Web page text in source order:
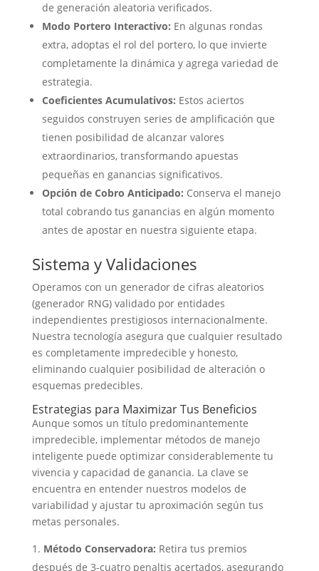
de generación aleatoria verificados.
Modo Portero Interactivo: En algunas rondas
extra, adoptas el rol del portero, lo que invierte
completamente la dinámica y agrega variedad de
estrategia.
Coeficientes Acumulativos: Estos aciertos
seguidos construyen series de amplificación que
tienen posibilidad de alcanzar valores
extraordinarios, transformando apuestas
pequeñas en ganancias significativos.
Opción de Cobro Anticipado: Conserva el manejo
total cobrando tus ganancias en algún momento
antes de apostar en nuestra siguiente etapa.
Sistema y Validaciones
Operamos con un generador de cifras aleatorios
(generador RNG) validado por entidades
independientes prestigiosos internacionalmente.
Nuestra tecnología asegura que cualquier resultado
es completamente impredecible y honesto,
eliminando cualquier posibilidad de alteración o
esquemas predecibles.
Estrategias para Maximizar Tus Beneficios
Aunque somos un título predominantemente
impredecible, implementar métodos de manejo
inteligente puede optimizar considerablemente tu
vivencia y capacidad de ganancia. La clave se
encuentra en entender nuestros modelos de
variabilidad y ajustar tu aproximación según tus
metas personales.
Método Conservadora: Retira tus premios
después de 3-cuatro penaltis acertados, asegurando